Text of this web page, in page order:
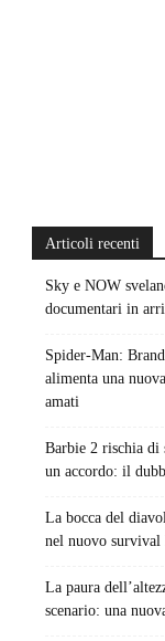
Articoli recenti
Sky e NOW
documentari in
Spider-Man:
alimenta una
amati
Barbie 2 rischia di
un accordo: il
La bocca del
nel nuovo survival
La paura
scenario: una